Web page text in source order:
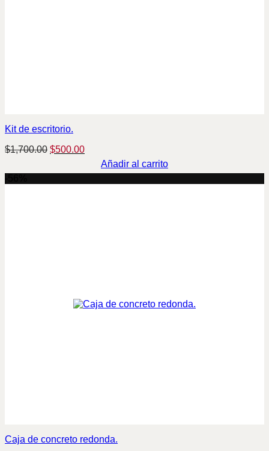
Kit de escritorio.
$1,700.00 Original
was:
$1,700.00.
$500.00Current
price
is:
$500.00.
Añadir al carrito
Caja de concreto redonda.